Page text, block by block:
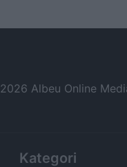
2026 Albeu Online
Kategori